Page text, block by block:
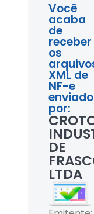
Você
acaba
de
receber
os
XML de
NF-e
por:
DE
LTDA